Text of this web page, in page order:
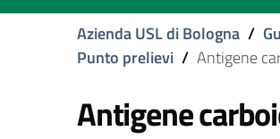
Azienda USL di Bologna /
Punto prelievi / Antigene
Antigene